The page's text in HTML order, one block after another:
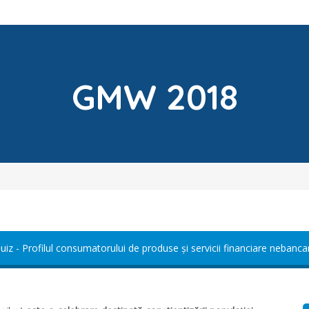
GMW 2018
- Profilul consumatorului de produse și servicii financiare